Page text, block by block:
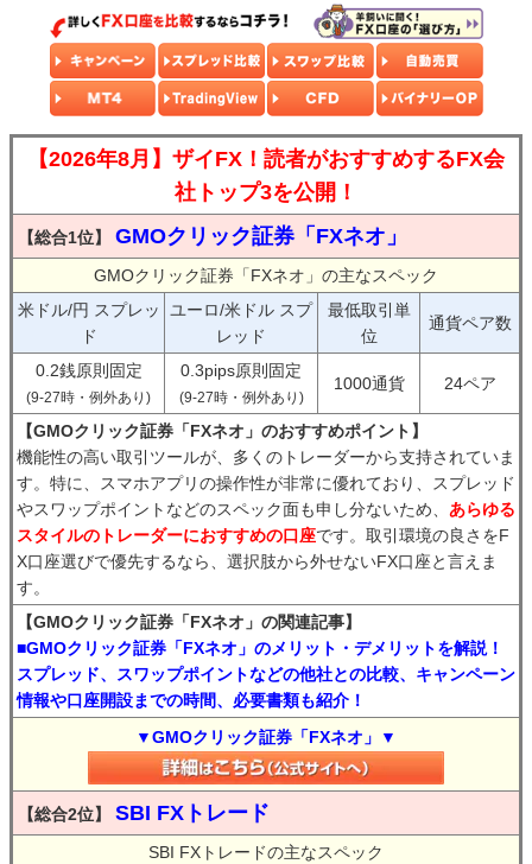
【2026年8月】ザイFX！読者がおすすめするFX会
社トップ3を公開！
【総合1位】 GMOクリック証券「FXネオ」
GMOクリック証券「FXネオ」の主なスペック
米ドル/円 スプレッ
ド
ユーロ/米ドル スプ
レッド
最低取引単
位
通貨ペア数
0.2銭原則固定
(9-27時・例外あり)
0.3pips原則固定
(9-27時・例外あり)
1000通貨 24ペア
【GMOクリック証券「FXネオ」のおすすめポイント】
機能性の高い取引ツールが、多くのトレーダーから支持されていま
す。特に、スマホアプリの操作性が非常に優れており、スプレッド
やスワップポイントなどのスペック面も申し分ないため、 あらゆる
スタイルのトレーダーにおすすめの口座です。取引環境の良さをF
X口座選びで優先するなら、選択肢から外せないFX口座と言えま
す。
【GMOクリック証券「FXネオ」の関連記事】
■GMOクリック証券「FXネオ」のメリット・デメリットを解説！
スプレッド、スワップポイントなどの他社との比較、キャンペーン
情報や口座開設までの時間、必要書類も紹介！
▼GMOクリック証券「FXネオ」▼
【総合2位】 SBI FXトレード
SBI FXトレードの主なスペック